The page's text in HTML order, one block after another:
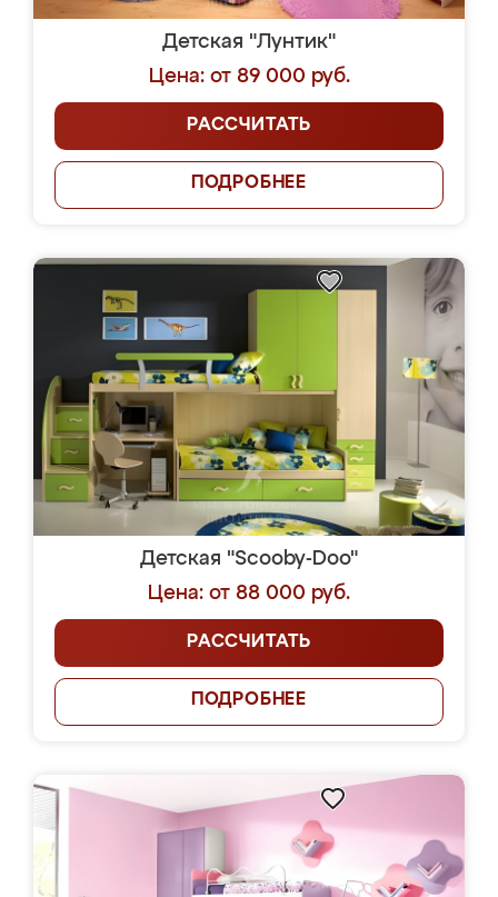
Детская "Лунтик"
Цена: от 89 000 руб.
РАССЧИТАТЬ
ПОДРОБНЕЕ
Детская "Scooby-Doo"
Цена: от 88 000 руб.
РАССЧИТАТЬ
ПОДРОБНЕЕ